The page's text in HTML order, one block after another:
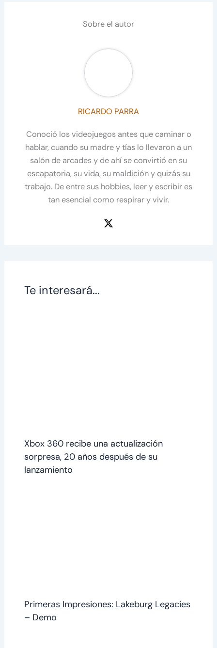
Sobre el autor
RICARDO PARRA
Conoció los videojuegos antes que caminar o
hablar, cuando su madre y tías lo llevaron a un
salón de arcades y de ahí se convirtió en su
escapatoria, su vida, su maldición y quizás su
trabajo. De entre sus hobbies, leer y escribir es
tan esencial como respirar y vivir.
Te interesará...
Xbox 360 recibe una actualización
sorpresa, 20 años después de su
lanzamiento
Primeras Impresiones: Lakeburg Legacies
– Demo